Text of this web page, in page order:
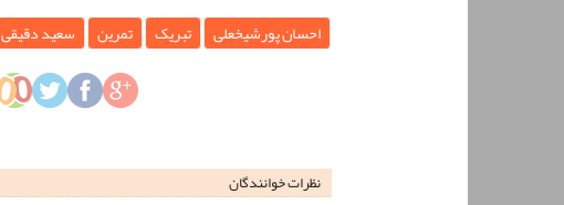
احسان پورشیخعلی تبریک تمرین سعید دقیقی
نظرات خوانندگان